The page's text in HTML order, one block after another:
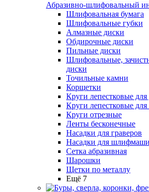
Абразивно-шлифовальный
Шлифовальная бумага
Шлифовальные губки
Алмазные диски
Обдирочные диски
Пильные диски
Шлифовальные,
диски
Точильные камни
Корщетки
Круги лепестковые для
Круги лепестковые
Круги отрезные
Ленты бесконечные
Насадки для граверов
Насадки для
Сетка абразивная
Шарошки
Щетки по металлу
Ещё 7